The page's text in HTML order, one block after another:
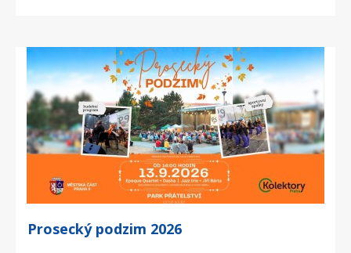
Prosecký podzim 2026